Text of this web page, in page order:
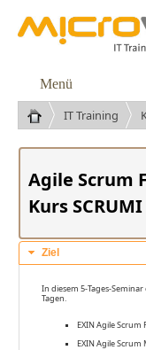
Menü
IT Training
Agile Scrum
Kurs SCRUMI
Ziel
In diesem 5-Tages-
Tagen.
EXIN Agile
EXIN Agile Scrum